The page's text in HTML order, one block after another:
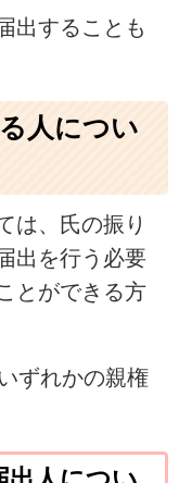
出することも
人につい
は、氏の振り
出を行う必要
とができる方
ずれかの親権